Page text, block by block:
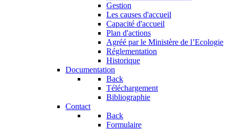
Gestion
Les causes d'accueil
Capacité d'accueil
Plan d'actions
Agréé par le Ministère de l’Ecologie
Réglementation
Historique
Documentation
Back
Téléchargement
Bibliographie
Contact
Back
Formulaire